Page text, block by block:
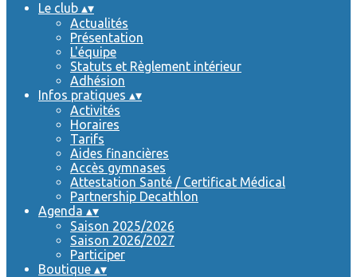
Le club ▴▾
Actualités
Présentation
L'équipe
Statuts et Règlement intérieur
Adhésion
Infos pratiques ▴▾
Activités
Horaires
Tarifs
Aides financières
Accès gymnases
Attestation Santé / Certificat Médical
Partnership Decathlon
Agenda ▴▾
Saison 2025/2026
Saison 2026/2027
Participer
Boutique ▴▾